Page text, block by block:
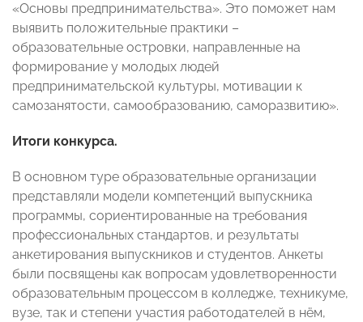
«Основы предпринимательства». Это поможет нам
выявить положительные практики –
образовательные островки, направленные на
формирование у молодых людей
предпринимательской культуры, мотивации к
самозанятости, самообразованию, саморазвитию».
Итоги конкурса.
В основном туре образовательные организации
представляли модели компетенций выпускника
программы, сориентированные на требования
профессиональных стандартов, и результаты
анкетирования выпускников и студентов. Анкеты
были посвящены как вопросам удовлетворенности
образовательным процессом в колледже, техникуме,
вузе, так и степени участия работодателей в нём,